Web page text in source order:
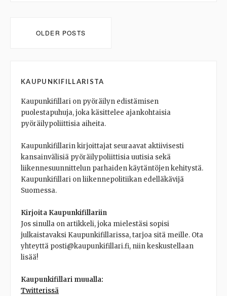
navigation
OLDER POSTS
KAUPUNKIFILLARISTA
Kaupunkifillari on pyöräilyn edistämisen
puolestapuhuja, joka käsittelee ajankohtaisia
pyöräilypoliittisia aiheita.
Kaupunkifillarin kirjoittajat seuraavat aktiivisesti
kansainvälisiä pyöräilypoliittisia uutisia sekä
liikennesuunnittelun parhaiden käytäntöjen kehitystä.
Kaupunkifillari on liikennepolitiikan edelläkävijä
Suomessa.
Kirjoita Kaupunkifillariin
Jos sinulla on artikkeli, joka mielestäsi sopisi
julkaistavaksi Kaupunkifillarissa, tarjoa sitä meille. Ota
yhteyttä posti@kaupunkifillari.fi, niin keskustellaan
lisää!
Kaupunkifillari muualla:
Twitterissä